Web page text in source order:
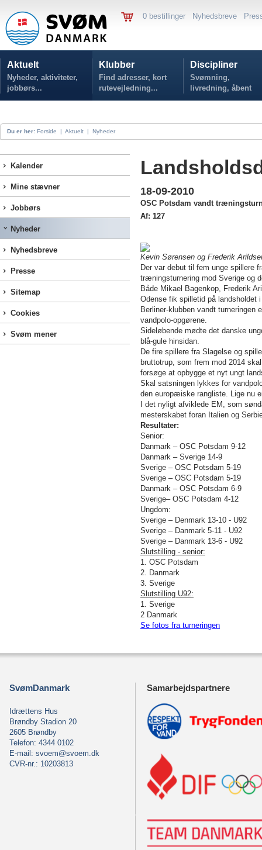
0 bestillinger Nyhedsbreve
Aktuelt
Nyheder, aktiviteter,
jobbørs...
Klubber
Find adresser, kort
rutevejledning...
Discipliner
Svømning,
livredning, åbent
vand...
Du er her: Forside | Aktuelt | Nyheder
Kalender
Mine stævner
Jobbørs
Nyheder
Nyhedsbreve
Presse
Sitemap
Cookies
Svøm mener
18-09-2010
OSC Potsdam vandt
Af: 127
Kevin Sørensen og Frederik
Der var debut til fem unge spillere
træningsturnering mod Sverige og
Både Mikael Bagenkop, Frederik
Odense fik spilletid på landsholdet
Berliner-klubben vandt
vandpolo-opgørene.
Sideløbende mødte det danske
blå-gule hinsidan.
De fire spillere fra Slagelse og
bruttotrup, som frem mod 2014
forsøge at opbygge et nyt ungt
Skal satsningen lykkes for
den europæiske rangliste. Lige nu
I det nyligt afviklede EM, som
mesterskabet foran Italien og
Resultater:
Senior:
Danmark – OSC Potsdam 9-12
Danmark – Sverige 14-9
Sverige – OSC Potsdam 5-19
Sverige – OSC Potsdam 5-19
Danmark – OSC Potsdam 6-9
Sverige– OSC Potsdam 4-12
Ungdom:
Sverige – Denmark 13-10 - U92
Sverige – Danmark 5-11 - U92
Sverige – Danmark 13-6 - U92
Slutstilling - senior:
1. OSC Potsdam
2. Danmark
3. Sverige
Slutstilling U92:
1. Sverige
2 Danmark
Se fotos fra turneringen
SvømDanmark
Idrættens Hus
Brøndby Stadion 20
2605 Brøndby
Telefon: 4344 0102
E-mail: svoem@svoem.dk
CVR-nr.: 10203813
Samarbejdspartnere